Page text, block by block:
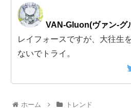
VAN-Gluon(ヴァン-グ
レイフォースですが、大往生
ないでトライ。
ホーム トレンド